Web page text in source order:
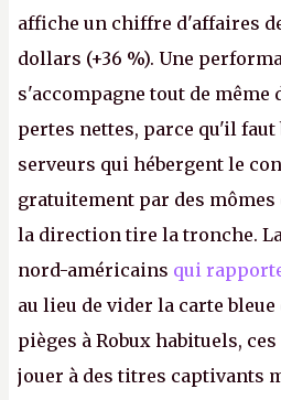
affiche un chiffre d'affaires
dollars (+36 %). Une
s'accompagne tout de même
pertes nettes, parce qu'il faut
serveurs qui hébergent le
gratuitement par des mômes
la direction tire la tronche.
nord-américains qui
au lieu de vider la carte
pièges à Robux habituels,
jouer à des titres captivants